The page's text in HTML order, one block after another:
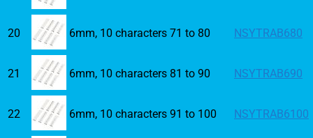
20 6mm, 10 characters 71 to 80 NSYTRAB680
21 6mm, 10 characters 81 to 90 NSYTRAB690
22 6mm, 10 characters 91 to 100 NSYTRAB6100